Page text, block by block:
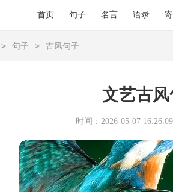
首页 句子 名言 语录
> 句子 > 古风句子
文艺古
时间：2026-05-07 16:26:09